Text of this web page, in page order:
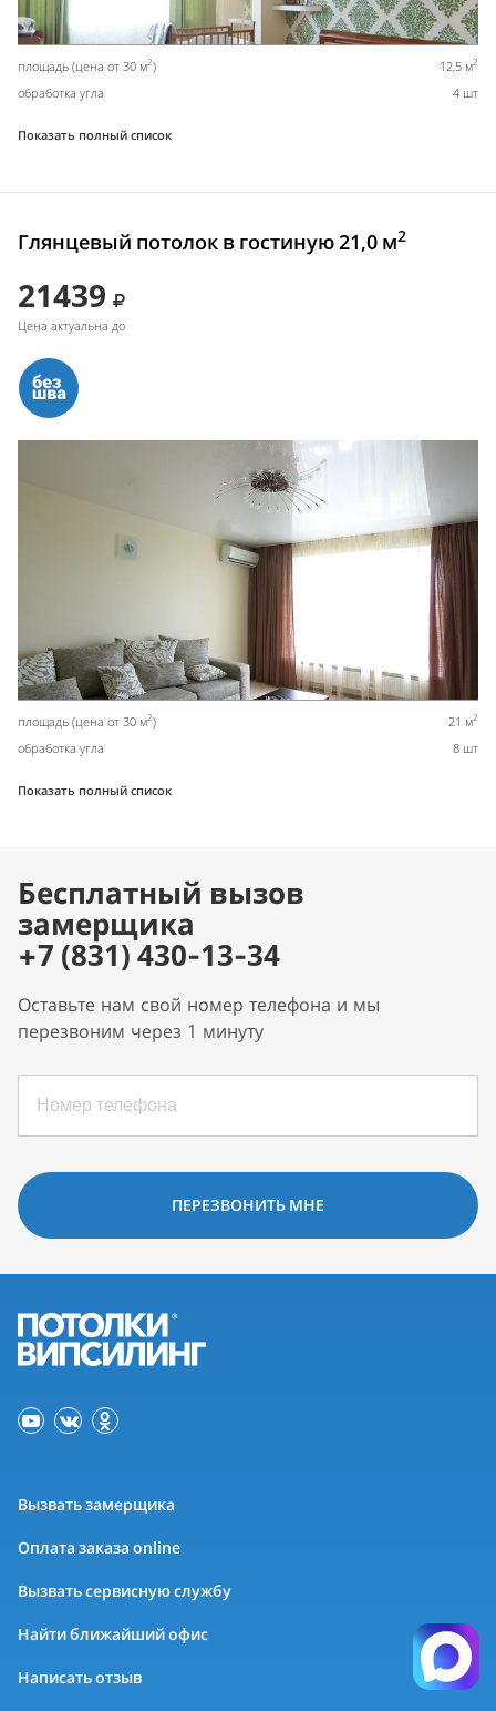
площадь (цена от 30 м2) 12,5 м2
обработка угла 4 шт
Показать полный список
Глянцевый потолок в гостиную 21,0 м2
21439
Цена актуальна до
площадь (цена от 30 м2) 21 м2
обработка угла 8 шт
Показать полный список
Бесплатный вызов
замерщика
+7 (831) 430-13-34
Оставьте нам свой номер телефона и мы
перезвоним через 1 минуту
ПЕРЕЗВОНИТЬ МНЕ
Вызвать замерщика
Оплата заказа online
Вызвать сервисную службу
Найти ближайший офис
Написать отзыв